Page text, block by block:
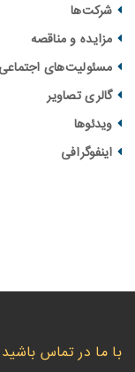
و مناقصه‌
اجتماعی
تصاویر
در تماس باشید